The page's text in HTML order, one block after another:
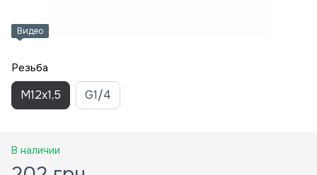
Видео
Резьба
M12x1,5 G1/4
В наличии